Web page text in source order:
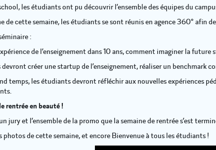
les étudiants ont pu découvrir l’ensemble des équipes du
de cette semaine, les étudiants se sont réunis en agence 360° afin
:
de l’enseignement dans 10 ans, comment imaginer la future
créer une startup de l’enseignement, réaliser un benchmark
temps, les étudiants devront réfléchir aux nouvelles expériences
rentrée en beauté !
jury et l’ensemble de la promo que la semaine de rentrée s’est
photos de cette semaine, et encore Bienvenue à tous les étudiants !